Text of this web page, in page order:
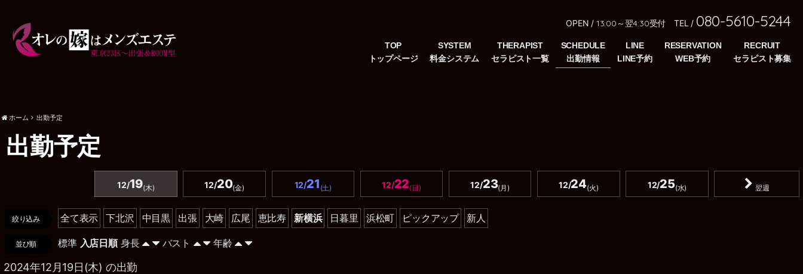
OPEN / 13:00～翌4:30受付 TEL / 080-5610-5244
TOP SYSTEM THERAPIST SCHEDULE LINE RESERVATION RECRUIT
ホーム 出勤予定
出勤予定
12/19(木) 12/20(金) 12/21 (土) 12/22(日) 12/23(月) 12/24(火) 12/25(水) 翌週
絞り込み 全て表示 下北沢 中目黒 出張 大崎 広尾 恵比寿 新横浜 日暮里 浜松町 ピックアップ 新人
並び順 標準 入店日順 身長 バスト 年齢
2024年12月19日(木) の出勤